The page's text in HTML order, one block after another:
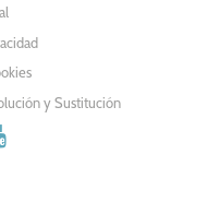
y Sustitución